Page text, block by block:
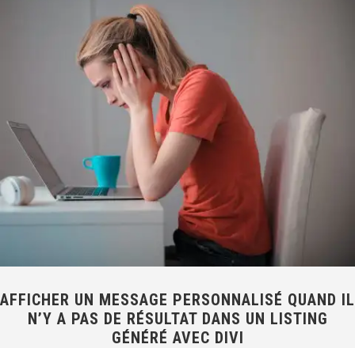
AFFICHER UN MESSAGE PERSONNALISÉ QUAND IL
N’Y A PAS DE RÉSULTAT DANS UN LISTING
GÉNÉRÉ AVEC DIVI